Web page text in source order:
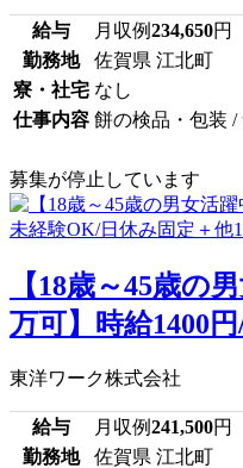
給与 月収例234,650円
勤務地
佐賀県 江北町
寮・社宅 なし
仕事内容 餅の検品・包装 /
募集が停止しています
【18歳～45歳の
万可】時給1400
東洋ワーク株式会社
給与 月収例241,500円
勤務地
佐賀県 江北町